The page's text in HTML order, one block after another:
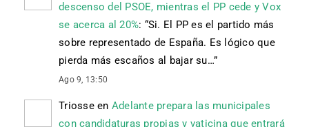
descenso del PSOE, mientras el PP cede y Vox
se acerca al 20%: “Si. El PP es el partido más
sobre representado de España. Es lógico que
pierda más escaños al bajar su…”
Ago 9, 13:50
Triosseen Adelante prepara las municipales
con candidaturas propias y vaticina que entrará